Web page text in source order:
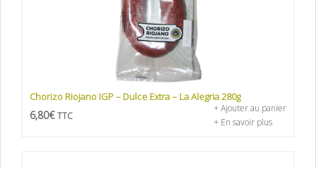
Chorizo Riojano IGP – Dulce Extra – La Alegria 280g
6,80€ TTC
+ Ajouter au panier
+ En savoir plus